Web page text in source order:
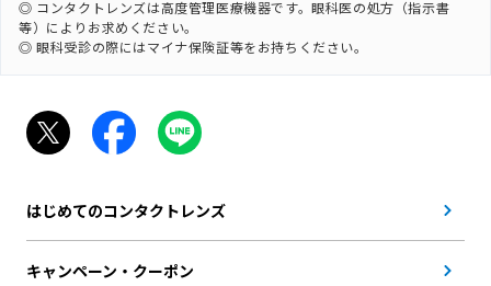
◎ コンタクトレンズは高度管理医療機器です。眼科医の処方（指示書
等）によりお求めください。
◎ 眼科受診の際にはマイナ保険証等をお持ちください。
はじめてのコンタクトレンズ
キャンペーン・クーポン